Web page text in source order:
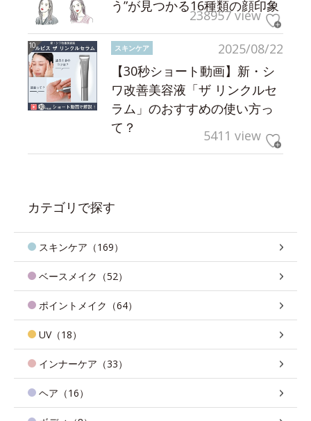
う”が見つかる16種類の顔印象
238957 view
2025/08/22
スキンケア
【30秒ショート動画】新・シ
ワ改善美容液「ザ リンクルセ
ラム」のおすすめの使い方っ
て？
5411 view
カテゴリで探す
スキンケア（169）
ベースメイク（52）
ポイントメイク（64）
UV（18）
インナーケア（33）
ヘア（16）